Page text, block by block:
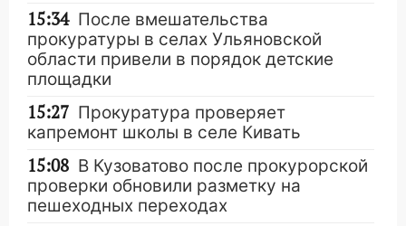
15:34 После вмешательства
прокуратуры в селах Ульяновской
области привели в порядок детские
площадки
15:27 Прокуратура проверяет
капремонт школы в селе Кивать
15:08 В Кузоватово после прокурорской
проверки обновили разметку на
пешеходных переходах